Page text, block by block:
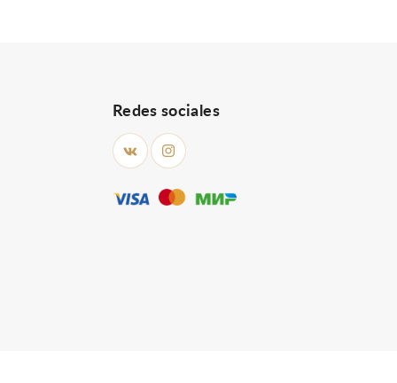
Redes sociales